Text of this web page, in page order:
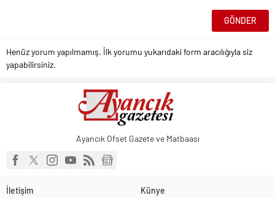
Henüz yorum yapılmamış. İlk yorumu yukarıdaki form aracılığıyla siz
yapabilirsiniz.
Ayancık Ofset Gazete ve Matbaası
İletişim Künye